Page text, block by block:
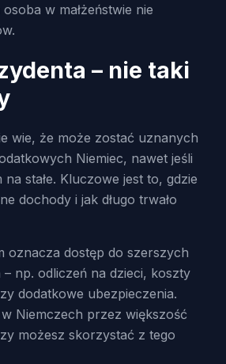
w małżeństwie nie
– nie taki
wie, że może zostać uznanych
Niemiec, nawet jeśli
na stałe. Kluczowe jest to, gdzie
dochody i jak długo trwało
oznacza dostęp do szerszych
np. odliczeń na dzieci, koszty
dodatkowe ubezpieczenia.
Niemczech przez większość
możesz skorzystać z tego